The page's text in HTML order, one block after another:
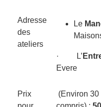
Adresse
des
ateliers
Le
· L’
Evere
Prix
(Environ 30